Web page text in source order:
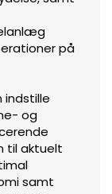
på
indstille
og
til aktuelt
samt